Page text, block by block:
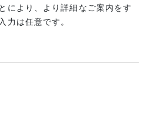
により、より詳細なご案内をす
力は任意です。